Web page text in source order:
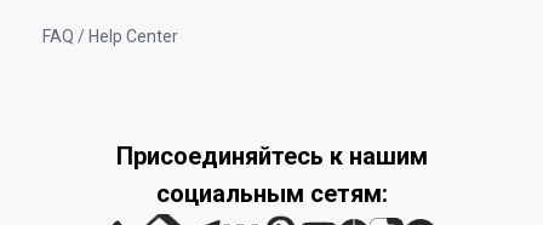
FAQ / Help Center
Присоединяйтесь к нашим
социальным сетям: